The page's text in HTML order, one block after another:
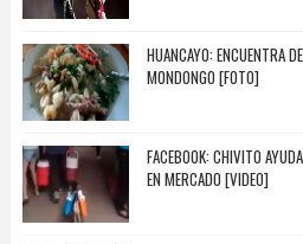
HUANCAYO: ENCUENTRA
MONDONGO [FOTO]
FACEBOOK: CHIVITO
EN MERCADO [VIDEO]